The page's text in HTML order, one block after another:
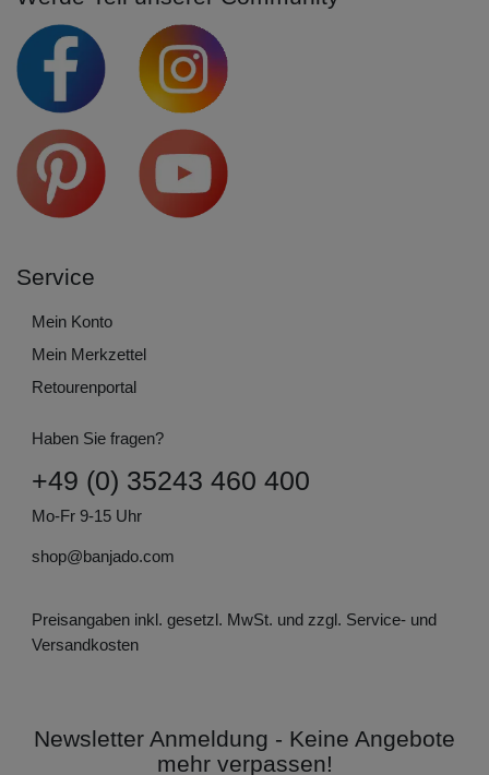
Service
Mein Konto
Mein Merkzettel
Retourenportal
Haben Sie fragen?
+49 (0) 35243 460 400
Mo-Fr 9-15 Uhr
shop@banjado.com
Preisangaben inkl. gesetzl. MwSt. und zzgl. Service- und
Versandkosten
Newsletter Anmeldung - Keine Angebote
mehr verpassen!